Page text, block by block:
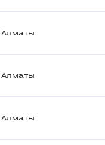
Алматы
Алматы
Алматы